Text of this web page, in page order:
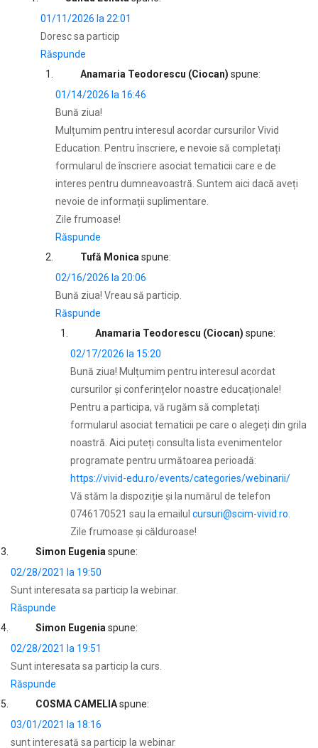
01/11/2026 la 22:01
Doresc sa particip
Răspunde
Anamaria Teodorescu (Ciocan) spune:
01/14/2026 la 16:46
Bună ziua!
Mulțumim pentru interesul acordar cursurilor Vivid
Education. Pentru înscriere, e nevoie să completați
formularul de înscriere asociat tematicii care e de
interes pentru dumneavoastră. Suntem aici dacă aveți
nevoie de informații suplimentare.
Zile frumoase!
Răspunde
Tufă Monica spune:
02/16/2026 la 20:06
Bună ziua! Vreau să particip.
Răspunde
Anamaria Teodorescu (Ciocan) spune:
02/17/2026 la 15:20
Bună ziua! Mulțumim pentru interesul acordat
cursurilor și conferințelor noastre educaționale!
Pentru a participa, vă rugăm să completați
formularul asociat tematicii pe care o alegeți din grila
noastră. Aici puteți consulta lista evenimentelor
programate pentru următoarea perioadă:
https://vivid-edu.ro/events/categories/webinarii/
Vă stăm la dispoziție și la numărul de telefon
0746170521 sau la emailul cursuri@scim-vivid.ro
Zile frumoase și călduroase!
Simon Eugenia spune:
02/28/2021 la 19:50
Sunt interesata sa particip la webinar.
Răspunde
Simon Eugenia spune:
02/28/2021 la 19:51
Sunt interesata sa particip la curs.
Răspunde
COSMA CAMELIAspune:
03/01/2021 la 18:16
sunt interesată sa particip la webinar